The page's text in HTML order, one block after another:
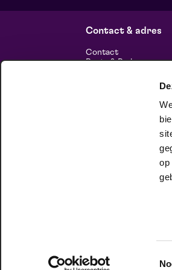
op
do 8 oktober 2026 |
Contact & adres
Contact
Route & Parkeren
Duurzaam
© 2026 Maaspoort |